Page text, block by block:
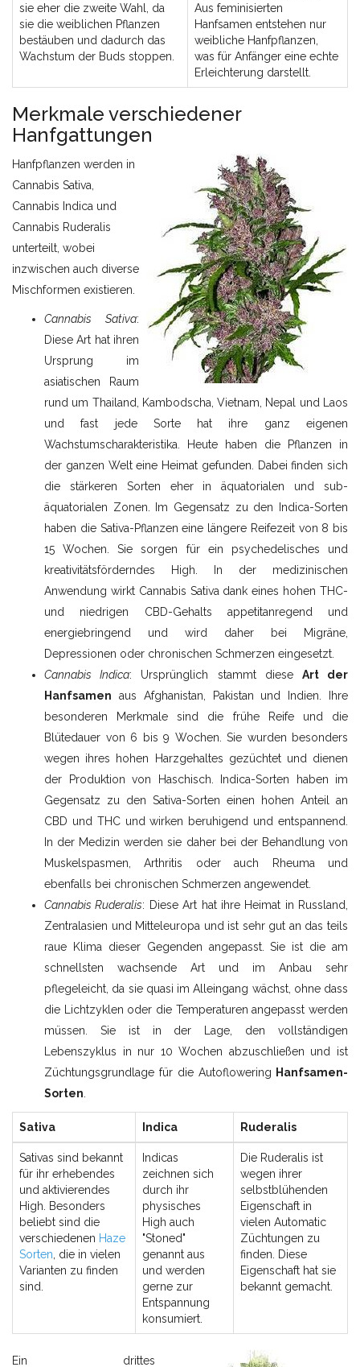
sie eher die zweite Wahl, da
sie die weiblichen Pflanzen
bestäuben und dadurch das
Wachstum der Buds stoppen.
Aus feminisierten
Hanfsamen entstehen nur
weibliche Hanfpflanzen,
was für Anfänger eine echte
Erleichterung darstellt.
Merkmale verschiedener
Hanfgattungen
Hanfpflanzen werden in
Cannabis Sativa,
Cannabis Indica und
Cannabis Ruderalis
unterteilt, wobei
inzwischen auch diverse
Mischformen existieren.
Cannabis Sativa:
Diese Art hat ihren
Ursprung im
asiatischen Raum
rund um Thailand, Kambodscha, Vietnam, Nepal und Laos
und fast jede Sorte hat ihre ganz eigenen
Wachstumscharakteristika. Heute haben die Pflanzen in
der ganzen Welt eine Heimat gefunden. Dabei finden sich
die stärkeren Sorten eher in äquatorialen und sub-
äquatorialen Zonen. Im Gegensatz zu den Indica-Sorten
haben die Sativa-Pflanzen eine längere Reifezeit von 8 bis
15 Wochen. Sie sorgen für ein psychedelisches und
kreativitätsförderndes High. In der medizinischen
Anwendung wirkt Cannabis Sativa dank eines hohen THC-
und niedrigen CBD-Gehalts appetitanregend und
energiebringend und wird daher bei Migräne,
Depressionen oder chronischen Schmerzen eingesetzt.
Cannabis Indica: Ursprünglich stammt diese Art der
Hanfsamen aus Afghanistan, Pakistan und Indien. Ihre
besonderen Merkmale sind die frühe Reife und die
Blütedauer von 6 bis 9 Wochen. Sie wurden besonders
wegen ihres hohen Harzgehaltes gezüchtet und dienen
der Produktion von Haschisch. Indica-Sorten haben im
Gegensatz zu den Sativa-Sorten einen hohen Anteil an
CBD und THC und wirken beruhigend und entspannend.
In der Medizin werden sie daher bei der Behandlung von
Muskelspasmen, Arthritis oder auch Rheuma und
ebenfalls bei chronischen Schmerzen angewendet.
Cannabis Ruderalis: Diese Art hat ihre Heimat in Russland,
Zentralasien und Mitteleuropa und ist sehr gut an das teils
raue Klima dieser Gegenden angepasst. Sie ist die am
schnellsten wachsende Art und im Anbau sehr
pflegeleicht, da sie quasi im Alleingang wächst, ohne dass
die Lichtzyklen oder die Temperaturen angepasst werden
müssen. Sie ist in der Lage, den vollständigen
Lebenszyklus in nur 10 Wochen abzuschließen und ist
Züchtungsgrundlage für die Autoflowering Hanfsamen-
Sorten
Sativa Indica Ruderalis
Sativas sind bekannt
für ihr erhebendes
und aktivierendes
High. Besonders
beliebt sind die
verschiedenen Haze
Sorten , die in vielen
Varianten zu finden
sind.
Indicas
zeichnen sich
durch ihr
physisches
High auch
"Stoned"
genannt aus
und werden
gerne zur
Entspannung
konsumiert.
Die Ruderalis ist
wegen ihrer
selbstblühenden
Eigenschaft in
vielen Automatic
Züchtungen zu
finden. Diese
Eigenschaft hat sie
bekannt gemacht.
Ein drittes